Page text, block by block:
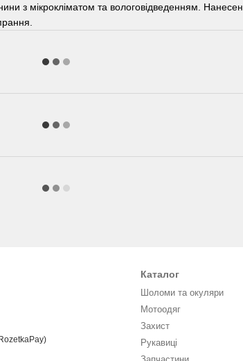
з мікрокліматом та вологовідведенням.
Каталог
Шоломи та окуляри
Мотоодяг
Захист
Рукавиці